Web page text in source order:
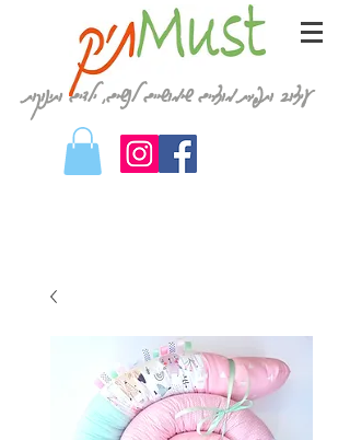
עיצוב ותפירת מוצרים שימושיים לנשים, ילדים ותינוקות